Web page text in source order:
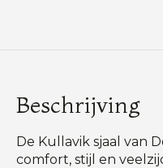
Beschrijving
De Kullavik sjaal van
comfort, stijl en